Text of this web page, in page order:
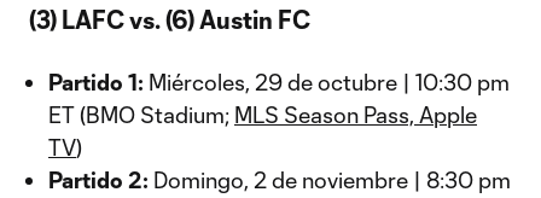
(3) LAFC vs. (6) Austin FC
Partido 1: Miércoles, 29 de octubre | 10:30 pm
ET (BMO Stadium; MLS Season Pass, Apple
TV)
Partido 2: Domingo, 2 de noviembre | 8:30 pm